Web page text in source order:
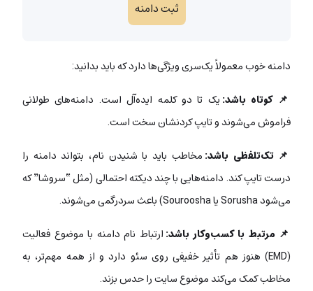
ثبت دامنه
دامنه خوب معمولاً یک‌سری ویژگی‌ها دارد که باید بدانید:
📌 کوتاه باشد:یک تا دو کلمه ایده‌آل است. دامنه‌های طولانی
فراموش می‌شوند و تایپ کردنشان سخت است.
📌 تک‌تلفظی باشد:مخاطب باید با شنیدن نام، بتواند دامنه را
درست تایپ کند. دامنه‌هایی با چند دیکته احتمالی (مثل “سروشا” که
می‌شود Sorusha یا Souroosha) باعث سردرگمی می‌شوند.
📌 مرتبط با کسب‌وکار باشد:ارتباط نام دامنه با موضوع فعالیت
(EMD) هنوز هم تأثیر خفیفی روی سئو دارد و از همه مهم‌تر، به
مخاطب کمک می‌کند موضوع سایت را حدس بزند.